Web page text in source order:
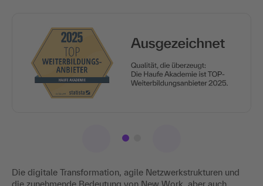
Die digitale Transformation, agile Netzwerkstrukturen und
die zunehmende Bedeutung von New Work, aber auch